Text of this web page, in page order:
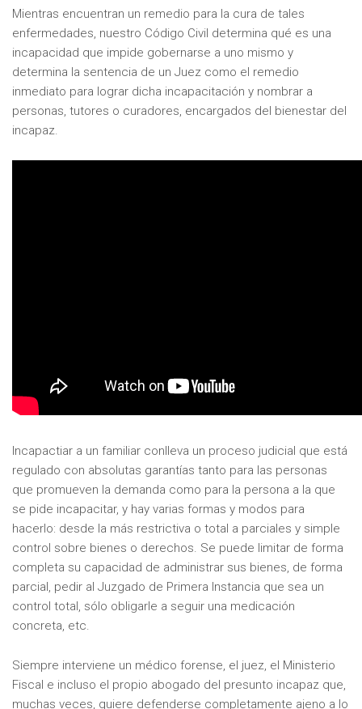
Mientras encuentran un remedio para la cura de tales
enfermedades, nuestro Código Civil determina qué es una
incapacidad que impide gobernarse a uno mismo y
determina la sentencia de un Juez como el remedio
inmediato para lograr dicha incapacitación y nombrar a
personas, tutores o curadores, encargados del bienestar del
incapaz.
Incapactiar a un familiar conlleva un proceso judicial que está
regulado con absolutas garantías tanto para las personas
que promueven la demanda como para la persona a la que
se pide incapacitar, y hay varias formas y modos para
hacerlo: desde la más restrictiva o total a parciales y simple
control sobre bienes o derechos. Se puede limitar de forma
completa su capacidad de administrar sus bienes, de forma
parcial, pedir al Juzgado de Primera Instancia que sea un
control total, sólo obligarle a seguir una medicación
concreta, etc.
Siempre interviene un médico forense, el juez, el Ministerio
Fiscal e incluso el propio abogado del presunto incapaz que,
muchas veces, quiere defenderse completamente ajeno a lo